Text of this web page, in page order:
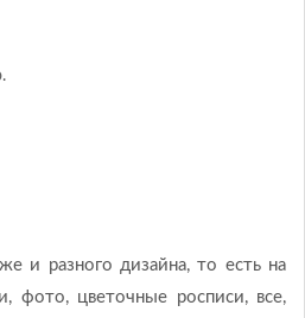
и разного дизайна, то есть на
фото, цветочные росписи, все,